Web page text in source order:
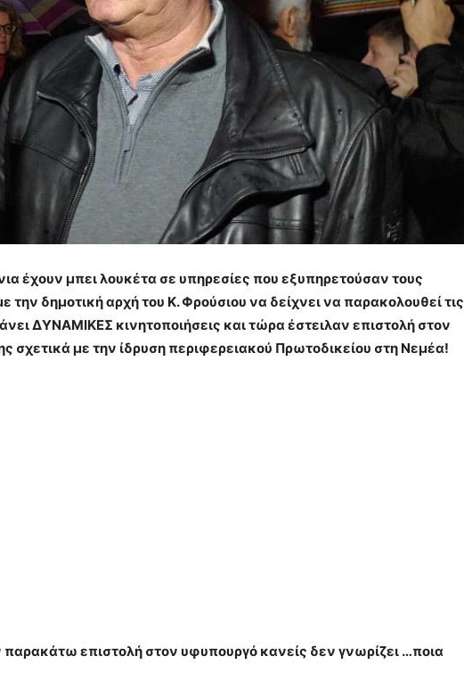
έχουν μπει λουκέτα σε υπηρεσίες που εξυπηρετούσαν τους
την δημοτική αρχή του Κ. Φρούσιου να δείχνει να παρακολουθεί τις
ΔΥΝΑΜΙΚΕΣ κινητοποιήσεις και τώρα έστειλαν επιστολή στον
σχετικά με την ίδρυση περιφερειακού Πρωτοδικείου στη Νεμέα!
επιστολή στον υφυπουργό κανείς δεν γνωρίζει …ποια